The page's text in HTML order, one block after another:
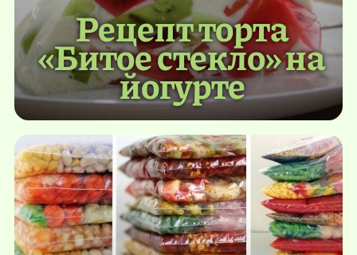
Рецепт торта
«Битое стекло» на
йогурте